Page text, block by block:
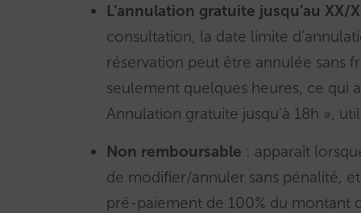
L’annulation gratuite jusqu’au XX/
consultation, la date limite
réservation peut être annulée sans
seulement quelques heures, ce qui
Annulation gratuite jusqu’à 18h »,
Non remboursable : apparaît
de modifier/annuler sans pénalité, et
pré-paiement de 100% du montant